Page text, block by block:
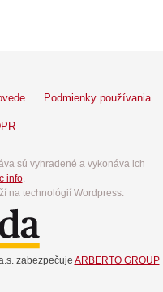
Podmienky používania
sú vyhradené a vykonáva ich
info.
na technológií Wordpress.
zabezpečuje ARBERTO GROUP